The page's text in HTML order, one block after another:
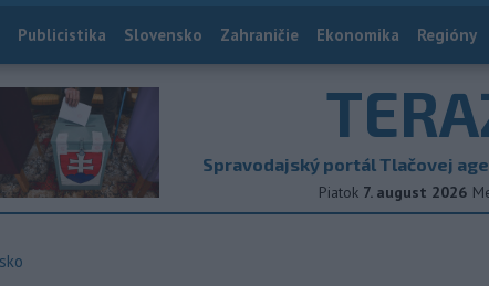
Publicistika Slovensko Zahraničie Ekonomika Regióny
Spravodajský portál Tlačovej
Piatok 7. august 2026